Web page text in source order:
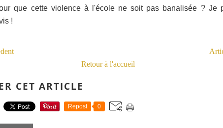
que cette violence à l'école ne soit pas banalisée ? Je
!
Retour à l'accueil
CET ARTICLE
Repost 0